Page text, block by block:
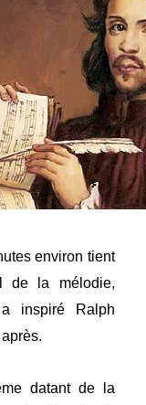
environ tient
de la mélodie,
inspiré Ralph
datant de la